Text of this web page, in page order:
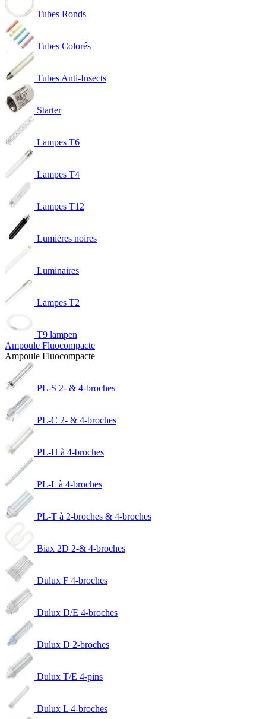
Tubes Ronds
Tubes Colorés
Tubes Anti-Insects
Starter
Lampes T6
Lampes T4
Lampes T12
Lumières noires
Luminaires
Lampes T2
T9 lampen
Ampoule Fluocompacte
Ampoule Fluocompacte
PL-S 2- & 4-broches
PL-C 2- & 4-broches
PL-H à 4-broches
PL-L à 4-broches
PL-T à 2-broches & 4-broches
Biax 2D 2-& 4-broches
Dulux F 4-broches
Dulux D/E 4-broches
Dulux D 2-broches
Dulux T/E 4-pins
Dulux L 4-broches